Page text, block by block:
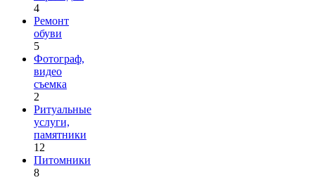
4
Ремонт
обуви
5
Фотограф,
видео
съемка
2
Ритуальные
услуги,
памятники
12
Питомники
8